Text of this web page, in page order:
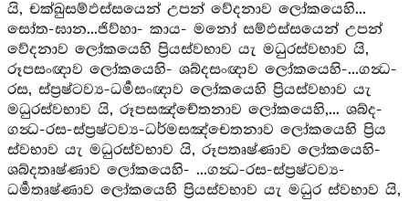
යි, චක්ඛුසම්ඵස්සයෙන් උපන් වේදනාව ලෝකයෙහි...
සෝත-ඝාන...ජිව්හා- කාය- මනෝ සම්ඵස්සයෙන් උපන්
වේදනාව ලෝකයෙහි ප්‍රියස්වභාව යැ මධුරස්වභාව යි,
රූපසංඥාව ලෝකයෙහි- ශබ්දසංඥාව ලෝකයෙහි-...ගන්‍ධ-
රස, ස්ප්‍රෂ්ටව්‍ය-ධර්‍මසංඥාව ලෝකයෙහි ප්‍රියස්වභාව යැ
මධුරස්වභාව යි, රූපසඤ්චේතනාව ලෝකයෙහි,... ශබ්ද-
ගන්‍ධ-රස-ස්ප්‍රෂ්ටව්‍ය-ධර්මසඤ්චෙතනාව ලෝකයෙහි ප්‍රිය
ස්වභාව යැ මධුරස්වභාව යි, රූපතෘෂ්ණාව ලෝකයෙහි-
ශබ්දතෘෂ්ණාව ලෝකයෙහි- ...ගන්‍ධ-රස-ස්ප්‍රෂ්ටව්‍ය-
ධර්‍මතෘෂ්ණාව ලෝකයෙහි ප්‍රියස්වභාව යැ මධුර ස්වභාව යි,